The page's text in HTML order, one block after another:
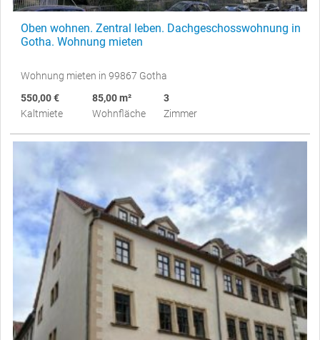
Oben wohnen. Zentral leben. Dachgeschosswohnung in
Gotha. Wohnung mieten
Wohnung mieten in 99867 Gotha
550,00 €
Kaltmiete
85,00 m²
Wohnfläche
3
Zimmer